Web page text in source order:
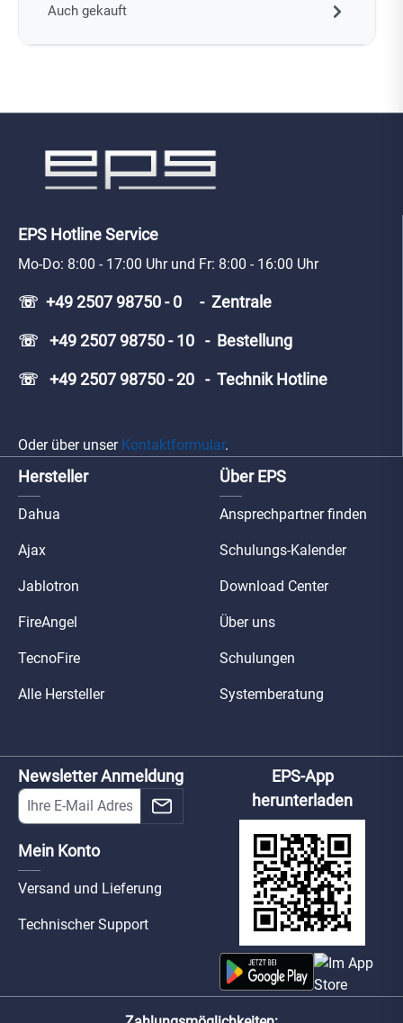
Auch gekauft
EPS Hotline Service
Mo-Do: 8:00 - 17:00 Uhr und Fr: 8:00 - 16:00 Uhr
☏ +49 2507 98750 - 0 - Zentrale
☏ +49 2507 98750 - 10 - Bestellung
☏ +49 2507 98750 - 20 - Technik Hotline
Oder über unser Kontaktformular.
Hersteller
Dahua
Ajax
Jablotron
FireAngel
TecnoFire
Alle Hersteller
Über EPS
Ansprechpartner finden
Schulungs-Kalender
Download Center
Über uns
Schulungen
Systemberatung
Newsletter Anmeldung
Mein Konto
Versand und Lieferung
Technischer Support
EPS-App
herunterladen